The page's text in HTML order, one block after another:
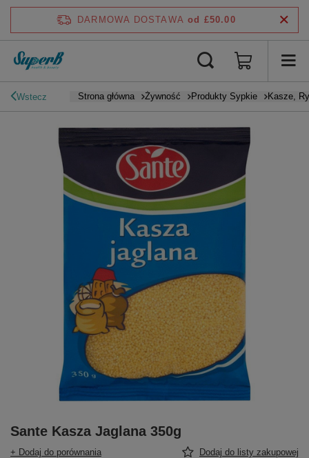
DARMOWA DOSTAWA od £50.00
Wstecz Strona główna Żywność Produkty Sypkie Kasze,
Sante Kasza Jaglana 350g
+ Dodaj do porównania Dodaj do listy zakupowej